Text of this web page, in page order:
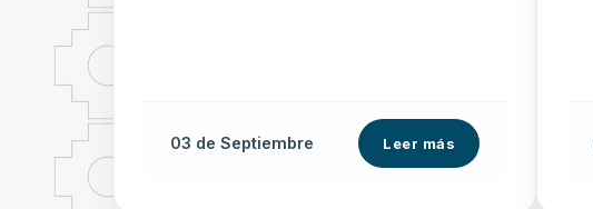
03 deSeptiembre Leer más